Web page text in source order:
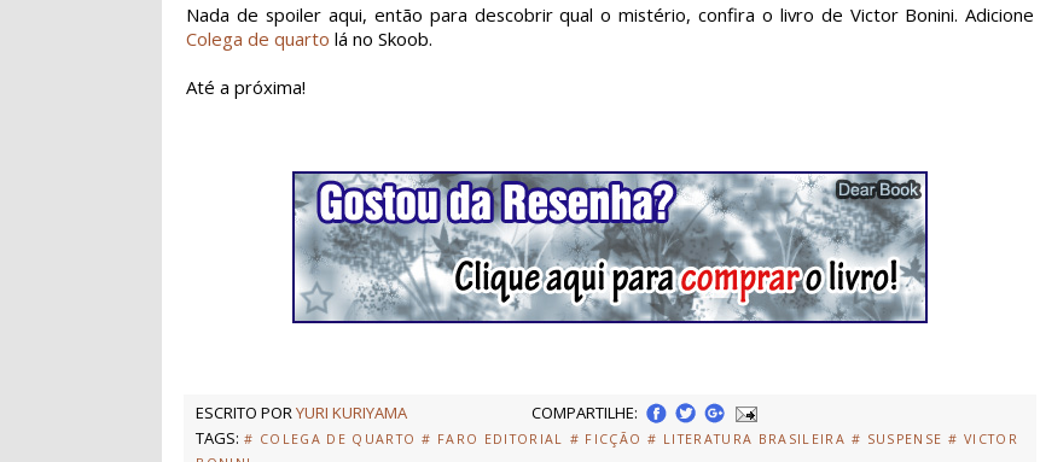
Nada de spoiler aqui, então para descobrir qual o mistério, confira o livro de Victor Bonini.Adicione
Colega de quarto lá no Skoob.
Até a próxima!
ESCRITO PORYURI KURIYAMA
COMPARTILHE:
TAGS: # COLEGA DE QUARTO # FARO EDITORIAL # FICÇÃO # LITERATURA BRASILEIRA # SUSPENSE # VICTOR